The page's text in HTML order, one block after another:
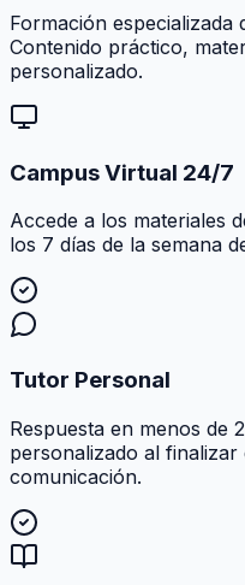
Formación especializada
Contenido práctico,
personalizado.
Campus Virtual 24/7
Accede a los materiales
los 7 días de la semana
Tutor Personal
Respuesta en menos de
personalizado al
comunicación.